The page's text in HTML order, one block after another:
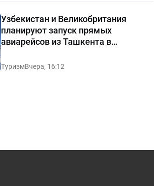
Узбекистан и Великобритания
планируют запуск прямых
авиарейсов из Ташкента в
Манчестер
ТуризмВчера, 16:12